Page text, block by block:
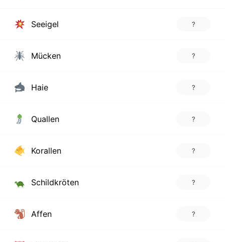
Seeigel ?
Mücken ?
Haie ?
Quallen ?
Korallen ?
Schildkröten ?
Affen ?